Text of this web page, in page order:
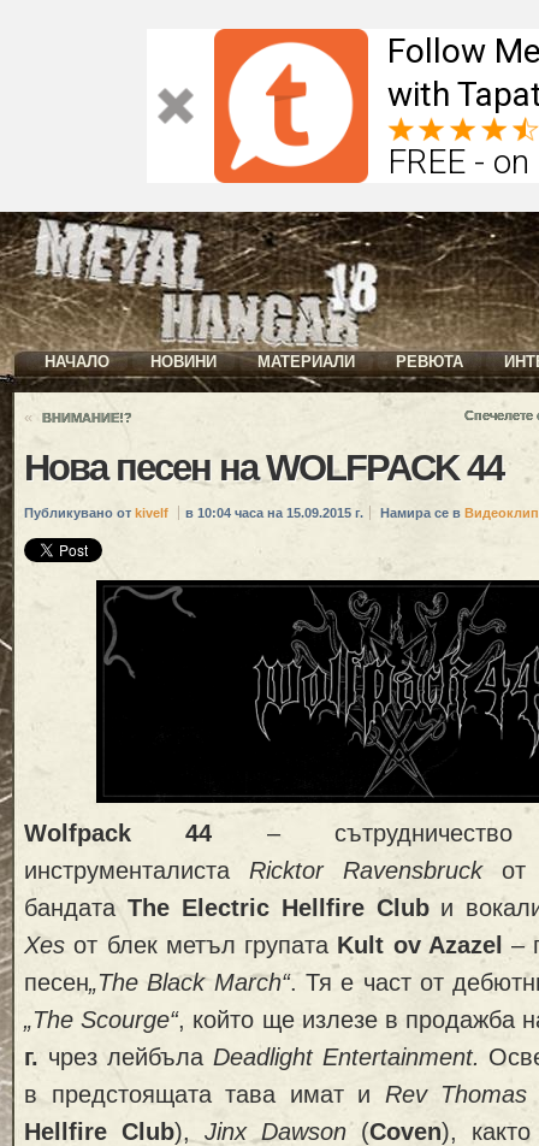
Follow
with
FREE -
НАЧАЛО НОВИНИ МАТЕРИАЛИ РЕВЮТА
« ВНИМАНИЕ!? Спечелете
Нова песен на WOLFPACK 44
Публикувано от kivelf в 10:04 часа на 15.09.2015 г. Намира се в
Wolfpack 44 –
инструменталиста Ricktor Ravensbruckот
бандата The Electric Hellfire Clubи
Xesот блек метъл групата Kult ov Azazel –
песен„The Black March“. Тя е част от
„The Scourge“, който ще излезе в продажба
г. чрез лейбъла Deadlight Entertainment.
в предстоящата тава имат и Rev Thomas
Hellfire Club), Jinx Dawson(Coven),